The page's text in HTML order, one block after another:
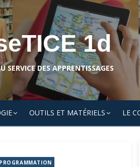
1d
SERVICE DES APPRENTISSAGES
OUTILS ET MATÉRIELS LE